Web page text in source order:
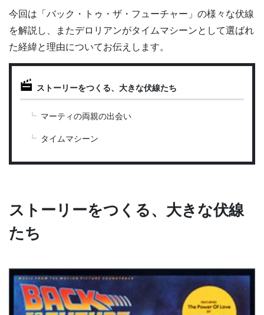
今回は「バック・トゥ・ザ・フューチャー」の様々な伏線
を解説し、またデロリアンがタイムマシーンとして選ばれ
た経緯と理由についてお伝えします。
ストーリーをつくる、大きな伏線たち
マーティの両親の出会い
タイムマシーン
ストーリーをつくる、大きな伏線
たち